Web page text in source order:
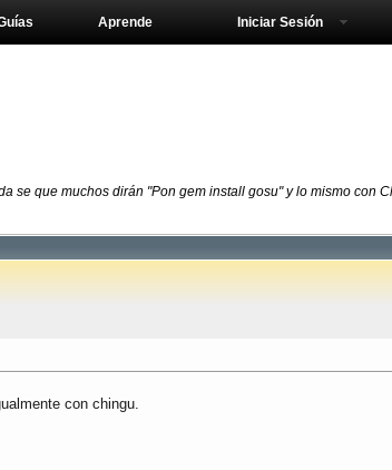
Aprende Iniciar Sesión
se que muchos dirán "Pon gem install gosu" y lo mismo con
con chingu.